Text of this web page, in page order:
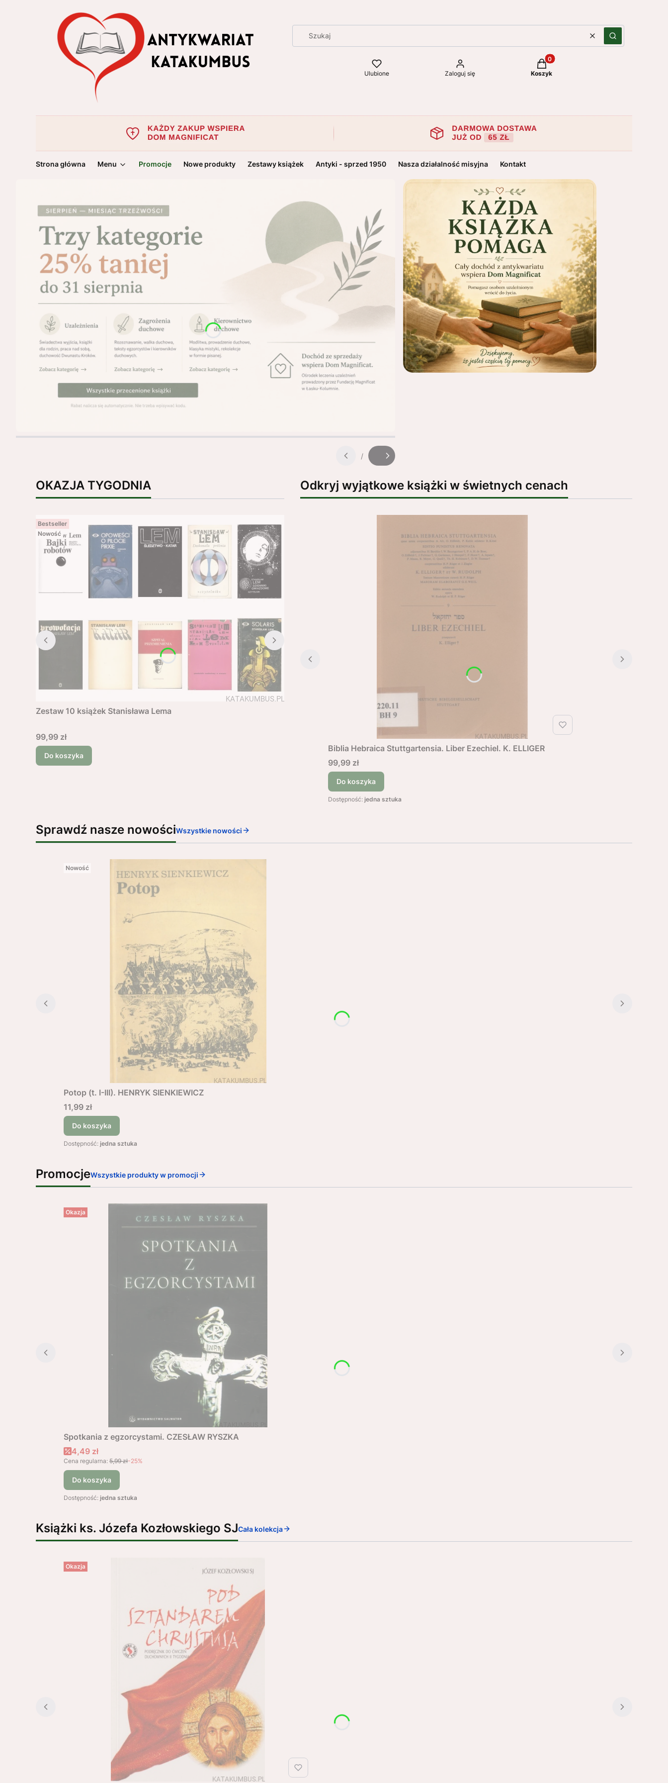
WyczyśćSzukaj
Ulubione Zaloguj się
Produkty w koszyku: 0. Zobacz
Koszyk
Strona główna Menu Promocje Nowe produkty Zestawy książek Antyki - sprzed 1950 Nasza działalność misyjna Kontakt
Naciśnij Enter lub spację, aby otworzyć stronę.
Slajd
/
z
OKAZJA TYGODNIA
Bestseller
Nowość
Zestaw 10 książek Stanisława Lema
Cena
99,99 zł
Do koszyka
Odkryj wyjątkowe książki w świetnych cenach
Biblia Hebraica Stuttgartensia. Liber Ezechiel. K. ELLIGER
Cena
99,99 zł
Do koszyka
Dostępność: jedna sztuka
Sprawdź nasze nowościWszystkie nowości
Nowość
Potop (t. I-III). HENRYK SIENKIEWICZ
Cena
11,99 zł
Do koszyka
Dostępność: jedna sztuka
PromocjeWszystkie produkty w promocji
Okazja
Spotkania z egzorcystami. CZESŁAW RYSZKA
Cena promocyjna
4,49 zł
Cena regularna: 5,99 zł-25%
Do koszyka
Dostępność: jedna sztuka
Książki ks. Józefa Kozłowskiego SJCała kolekcja
Okazja